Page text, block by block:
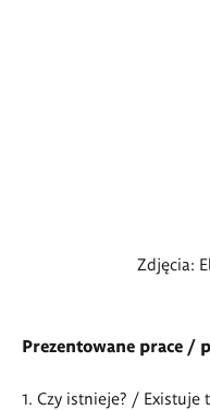
Zdjęcia:
Prezentowane prace /
Czy istnieje? / Existuje